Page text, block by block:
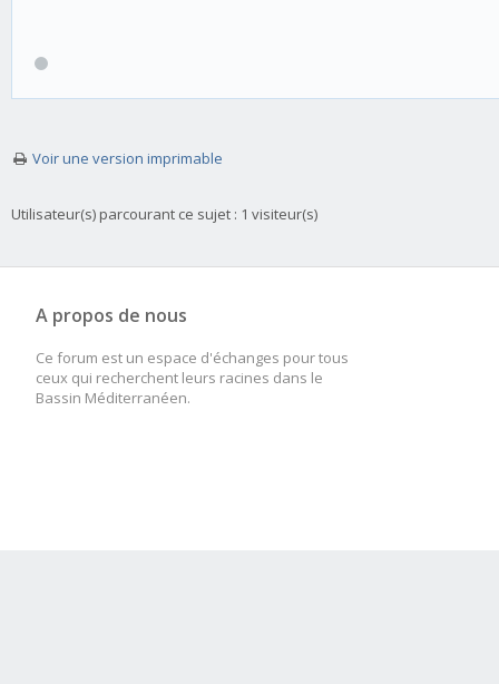
Voir une version imprimable
Utilisateur(s) parcourant ce sujet : 1 visiteur(s)
A propos de nous
Ce forum est un espace d'échanges pour tous
ceux qui recherchent leurs racines dans le
Bassin Méditerranéen.